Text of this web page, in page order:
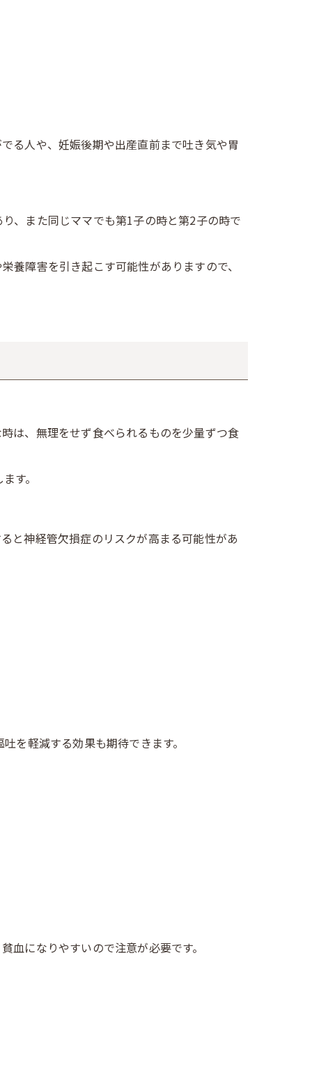
る人や、妊娠後期や出産直前まで吐き気や胃
、また同じママでも第1子の時と第2子の時で
養障害を引き起こす可能性がありますので、
は、無理をせず食べられるものを少量ずつ食
す。
と神経管欠損症のリスクが高まる可能性があ
を軽減する効果も期待できます。
になりやすいので注意が必要です。